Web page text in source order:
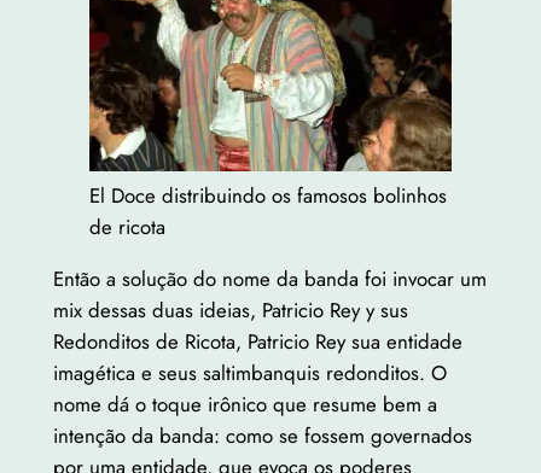
El Doce distribuindo os famosos bolinhos
de ricota
Então a solução do nome da banda foi invocar um
mix dessas duas ideias, Patricio Rey y sus
Redonditos de Ricota, Patricio Rey sua entidade
imagética e seus saltimbanquis redonditos. O
nome dá o toque irônico que resume bem a
intenção da banda: como se fossem governados
por uma entidade, que evoca os poderes